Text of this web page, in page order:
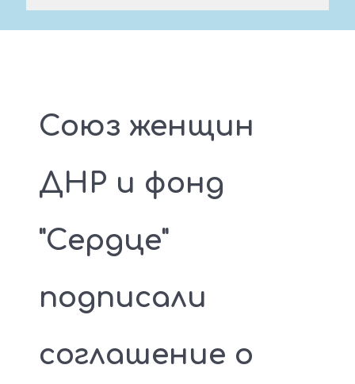
Союз женщин
ДНР и фонд
"Сердце"
подписали
соглашение о